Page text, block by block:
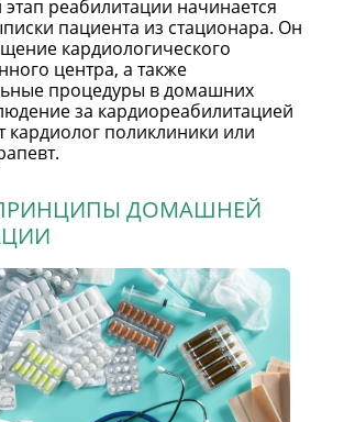
реабилитации начинается
пациента из стационара. Он
кардиологического
центра, а также
процедуры в домашних
за кардиореабилитацией
кардиолог поликлиники или
ДОМАШНЕЙ